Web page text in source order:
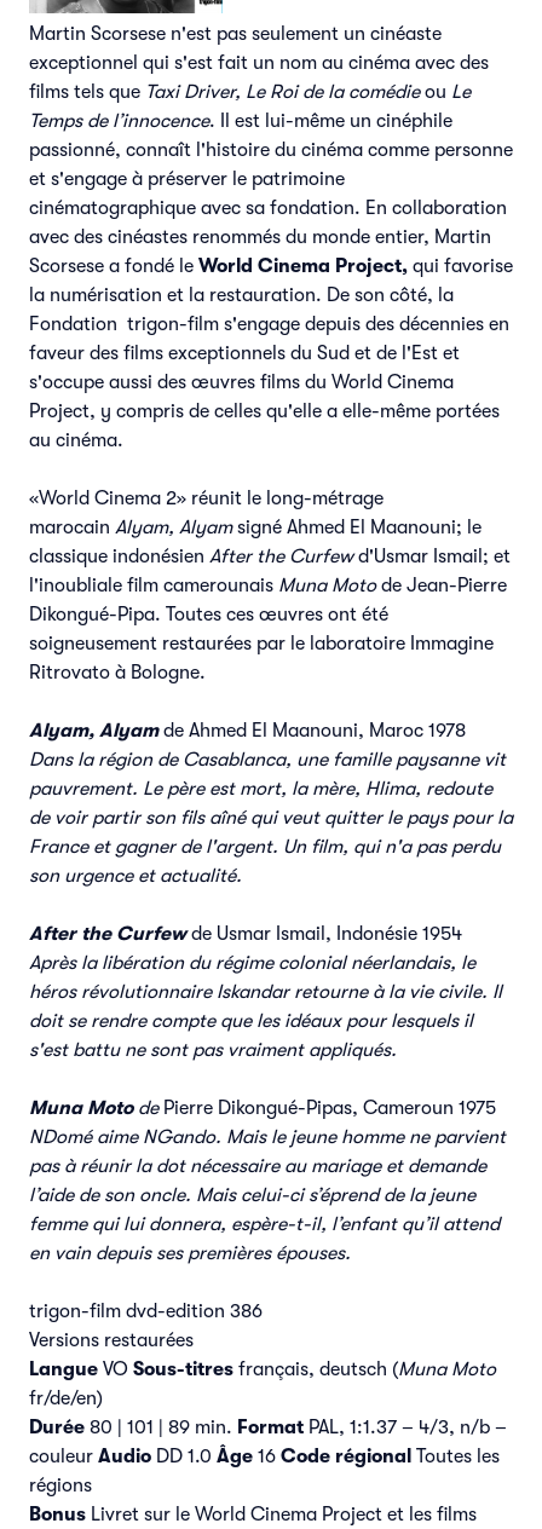
Martin Scorsese n'est pas seulement un cinéaste
exceptionnel qui s'est fait un nom au cinéma avec des
films tels que Taxi Driver, Le Roi de la comédieou Le
Temps de l’innocence. Il est lui-même un cinéphile
passionné, connaît l'histoire du cinéma comme personne
et s'engage à préserver le patrimoine
cinématographique avec sa fondation. En collaboration
avec des cinéastes renommés du monde entier, Martin
Scorsese a fondé le World Cinema Project, qui favorise
la numérisation et la restauration. De son côté, la
Fondation trigon-film s'engage depuis des décennies en
faveur des films exceptionnels du Sud et de l'Est et
s'occupe aussi des œuvres films du World Cinema
Project, y compris de celles qu'elle a elle-même portées
au cinéma.
«World Cinema 2» réunit le long-métrage
marocain Alyam, Alyamsigné Ahmed El Maanouni; le
classique indonésien After the Curfewd'Usmar Ismail; et
l'inoubliale film camerounais Muna Motode Jean-Pierre
Dikongué-Pipa. Toutes ces œuvres ont été
soigneusement restaurées par le laboratoire Immagine
Ritrovato à Bologne.
Alyam, Alyamde Ahmed El Maanouni, Maroc 1978
Dans la région de Casablanca, une famille paysanne vit
pauvrement. Le père est mort, la mère, Hlima, redoute
de voir partir son fils aîné qui veut quitter le pays pour la
France et gagner de l'argent. Un film, qui n'a pas perdu
son urgence et actualité.
After the Curfewde Usmar Ismail, Indonésie 1954
Après la libération du régime colonial néerlandais, le
héros révolutionnaire Iskandar retourne à la vie civile. Il
doit se rendre compte que les idéaux pour lesquels il
s'est battu ne sont pas vraiment appliqués.
Muna Motode Pierre Dikongué-Pipas, Cameroun 1975
NDomé aime NGando. Mais le jeune homme ne parvient
pas à réunir la dot nécessaire au mariage et demande
l’aide de son oncle. Mais celui-ci s’éprend de la jeune
femme qui luidonnera, espère-t-il, l’enfant qu’il attend
en vain depuis ses premières épouses.
trigon-film dvd-edition 386
Versions restaurées
Langue VO Sous-titres français, deutsch (Muna Moto
fr/de/en)
Durée 80 | 101 | 89 min. Format PAL, 1:1.37 – 4/3, n/b –
couleur Audio DD 1.0 Âge 16 Code régional Toutes les
régions
Bonus Livret sur le World Cinema Project et les films